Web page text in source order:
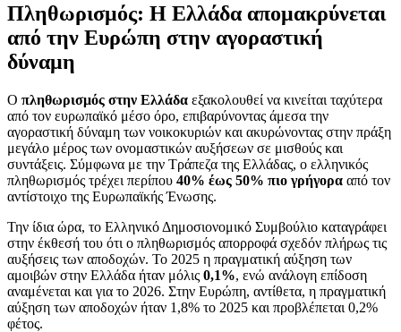
Πληθωρισμός: Η Ελλάδα απομακρύνεται
από την Ευρώπη στην αγοραστική
δύναμη
Ο πληθωρισμός στην Ελλάδα εξακολουθεί να κινείται ταχύτερα
από τον ευρωπαϊκό μέσο όρο, επιβαρύνοντας άμεσα την
αγοραστική δύναμη των νοικοκυριών και ακυρώνοντας στην πράξη
μεγάλο μέρος των ονομαστικών αυξήσεων σε μισθούς και
συντάξεις. Σύμφωνα με την Τράπεζα της Ελλάδας, ο ελληνικός
πληθωρισμός τρέχει περίπου 40% έως 50% πιο γρήγορα από τον
αντίστοιχο της Ευρωπαϊκής Ένωσης.
Την ίδια ώρα, το Ελληνικό Δημοσιονομικό Συμβούλιο καταγράφει
στην έκθεσή του ότι ο πληθωρισμός απορροφά σχεδόν πλήρως τις
αυξήσεις των αποδοχών. Το 2025 η πραγματική αύξηση των
αμοιβών στην Ελλάδα ήταν μόλις 0,1%, ενώ ανάλογη επίδοση
αναμένεται και για το 2026. Στην Ευρώπη, αντίθετα, η πραγματική
αύξηση των αποδοχών ήταν 1,8% το 2025 και προβλέπεται 0,2%
φέτος.